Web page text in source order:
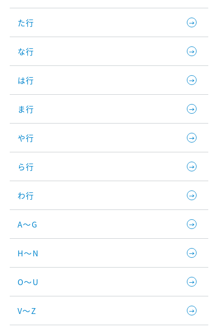
た行
な行
は行
ま行
や行
ら行
わ行
A～G
H～N
O～U
V～Z